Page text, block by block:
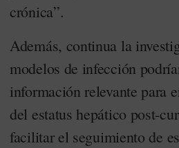
crónica”.
Además, continua la
modelos de infección
información relevante para
del estatus hepático post-
facilitar el seguimiento de